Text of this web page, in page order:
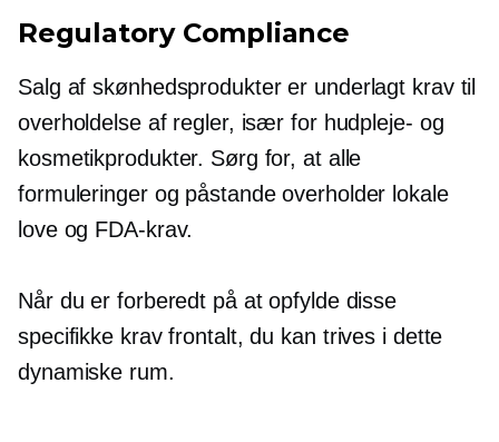
Regulatory Compliance
Salg af skønhedsprodukter er underlagt krav til
overholdelse af regler, især for hudpleje- og
kosmetikprodukter. Sørg for, at alle
formuleringer og påstande overholder lokale
love og FDA-krav.
Når du er forberedt på at opfylde disse
specifikke kravfrontalt, du kan trives i dette
dynamiske rum.